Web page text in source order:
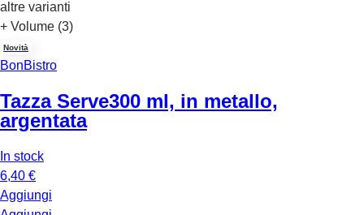
altre varianti
+ Volume (3)
Novità
BonBistro
Tazza Serve300 ml, in metallo,
argentata
In stock
6,40 €
Aggiungi